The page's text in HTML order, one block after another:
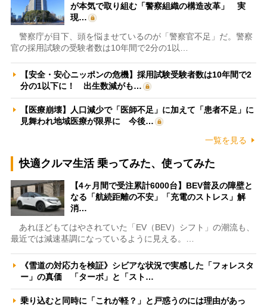
が本気で取り組む「警察組織の構造改革」 実
現…
警察庁が目下、頭を悩ませているのが「警察官不足」だ。警察
官の採用試験の受験者数は10年間で2分の1以…
【安全・安心ニッポンの危機】採用試験受験者数は10年間で2
分の1以下に！ 出生数減がも…
【医療崩壊】人口減少で「医師不足」に加えて「患者不足」に
見舞われ地域医療が限界に 今後…
一覧を見る
快適クルマ生活 乗ってみた、使ってみた
【4ヶ月間で受注累計6000台】BEV普及の障壁と
なる「航続距離の不安」「充電のストレス」解
消…
あれほどもてはやされていた「EV（BEV）シフト」の潮流も、
最近では減速基調になっているように見える。…
《雪道の対応力を検証》シビアな状況で実感した「フォレスタ
ー」の真価 「ターボ」と「スト…
乗り込むと同時に「これが軽？」と戸惑うのには理由があっ